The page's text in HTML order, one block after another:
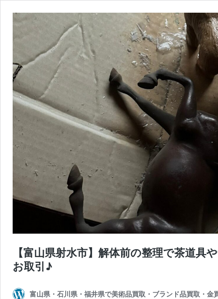
【富山県射水市】解体前の整理で茶道
お取引♪
富山県・石川県・福井県で美術品買取・ブランド品買取・